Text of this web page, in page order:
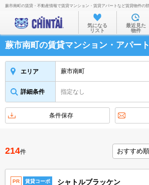
お部屋を探す
沿線・駅から
住所から
物件特集から
不動産会社
TOP
蕨市南町の賃貸・不動産情報で賃貸マンション・賃貸アパートなど賃貸物件の
気になる
リスト
最近見た
物件
蕨市南町の賃貸マンション・アパー
エリア 蕨市南町
詳細条件 指定なし
条件保存
214件
PR 賃貸コーポ シャトルブラッケン